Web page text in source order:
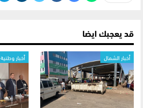
قد يعجبك ايضا
أخبار الشمال أخبار وطنية